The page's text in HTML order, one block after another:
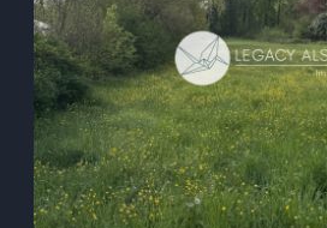
voir le bien